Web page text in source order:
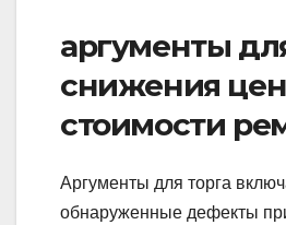
аргументы
снижения
стоимости
Аргументы для торга
обнаруженные дефекты